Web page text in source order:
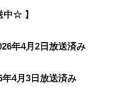
中☆ 】
年4月2日放送済み
4月3日放送済み